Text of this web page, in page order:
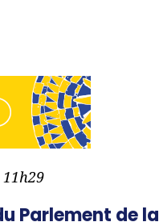
Parlement de la